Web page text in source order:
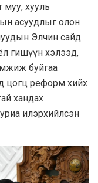
муу, хууль
асуудлыг олон
Элчин сайд
гишүүн хэлээд,
буйгаа
цогц реформ хийх
хандах
илэрхийлсэн